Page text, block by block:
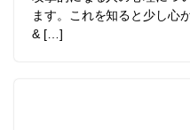
ます。これを知ると少し心
& […]